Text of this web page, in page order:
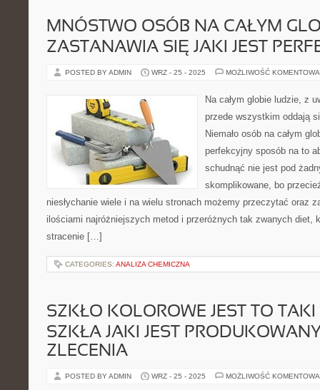
MNÓSTWO OSÓB NA CAŁYM
ZASTANAWIA SIĘ JAKI JEST
POSTED BY ADMIN WRZ - 25 - 2025 MOŻLIWOŚĆ
Na całym globie ludzie, z
przede wszystkim oddają
Niemało osób na całym
perfekcyjny sposób na to
schudnąć nie jest pod
skomplikowane, bo
niesłychanie wiele i na wielu stronach możemy przeczytać oraz
ilościami najróżniejszych metod i przeróżnych tak zwanych diet,
stracenie […]
CATEGORIES: ANALIZA CHEMICZNA
SZKŁO KOLOROWE JEST TO TAKI
SZKŁA JAKI JEST
ZLECENIA
POSTED BY ADMIN WRZ - 25 - 2025 MOŻLIWOŚĆ